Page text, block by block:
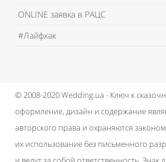
ONLINE заявка в РАЦС
#Лайфхак
© 2008-2020 Wedding.ua - Ключ к
оформление, дизайн и содержание
авторского права и охраняются
их использование без письменного